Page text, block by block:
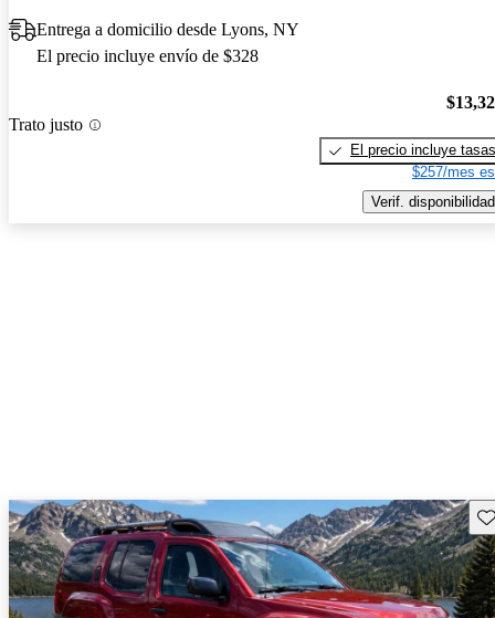
Entrega a domicilio desde Lyons, NY
El precio incluye envío de $328
Trato justo
El precio incluye tasas
$257/mes
Verif. disponibilidad